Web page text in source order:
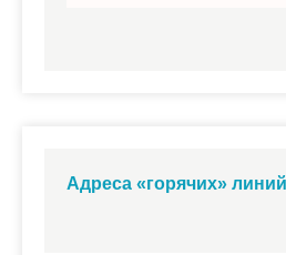
Адреса «горячих» линий